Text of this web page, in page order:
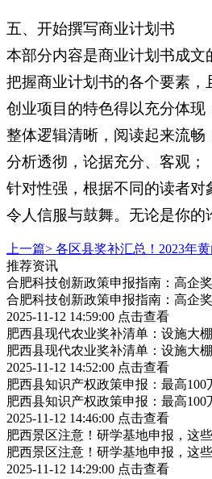
五、开始撰写商业计划书
本部分内容是商业计划书成
把握商业计划书的各个要素，
创业项目的特色得以充分体现
整体逻辑清晰，阅读起来流畅
分析透彻，论据充分、客观；
针对性强，根据不同的读者
令人信服与鼓舞。无论是你
上一篇> 各区县奖补汇总！2023年
推荐资讯
合肥科技创新政策申报指南：高企
合肥科技创新政策申报指南：高企
2025-11-12 14:59:00 点击查看
肥西县现代农业奖补清单：设施大
肥西县现代农业奖补清单：设施大
2025-11-12 14:52:00 点击查看
肥西县知识产权政策申报：最高
肥西县知识产权政策申报：最高
2025-11-12 14:46:00 点击查看
肥西景区注意！研学基地申报，这
肥西景区注意！研学基地申报，这
2025-11-12 14:29:00 点击查看